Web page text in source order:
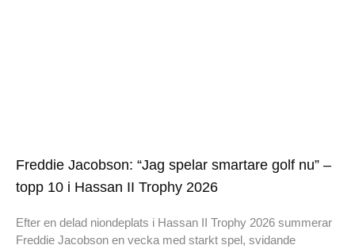
Freddie Jacobson: “Jag spelar smartare golf nu” –
topp 10 i Hassan II Trophy 2026
Efter en delad niondeplats i Hassan II Trophy 2026 summerar
Freddie Jacobson en vecka med starkt spel, svidande